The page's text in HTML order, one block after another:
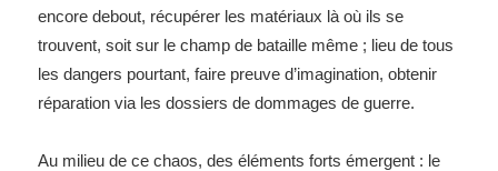
encore debout, récupérer les matériaux là où ils se
trouvent, soit sur le champ de bataille même ; lieu de tous
les dangers pourtant, faire preuve d’imagination, obtenir
réparation via les dossiers de dommages de guerre.
Au milieu de ce chaos, des éléments forts émergent : le